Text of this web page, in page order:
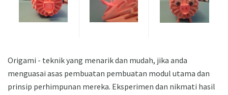
Origami - teknik yang menarik dan mudah, jika anda
menguasai asas pembuatan pembuatan modul utama dan
prinsip perhimpunan mereka. Eksperimen dan nikmati hasil